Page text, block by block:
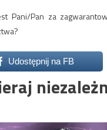
Pani/Pan za
Udostępnij na FB